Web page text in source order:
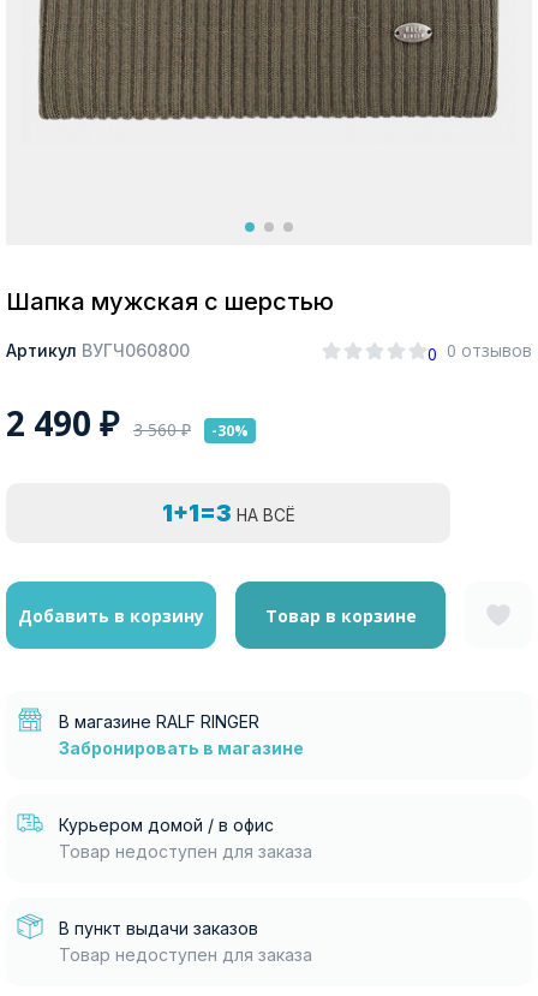
Москва
Шапка мужская с шерстью
Артикул ВУГЧ060800 0 0 отзывов
2 490 ₽ 3 560₽ -30%
1+1=3 НА ВСЁ
Добавить в корзину Товар в корзине
В магазине RALF RINGER
Забронировать в магазине
Курьером домой / в офис
Товар недоступен для заказа
В пункт выдачи заказов
Товар недоступен для заказа